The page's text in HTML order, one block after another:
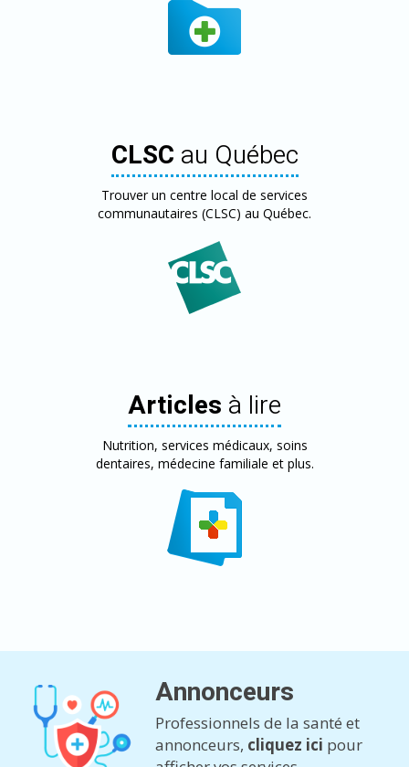
CLSC au Québec
Trouver un centre local de services
communautaires (CLSC) au Québec.
Articles à lire
Nutrition, services médicaux, soins
dentaires, médecine familiale et plus.
Annonceurs
Professionnels de la santé et
annonceurs, cliquez ici pour